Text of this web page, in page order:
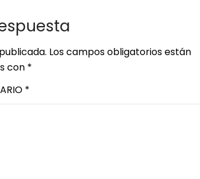
Los campos obligatorios están
con *
*